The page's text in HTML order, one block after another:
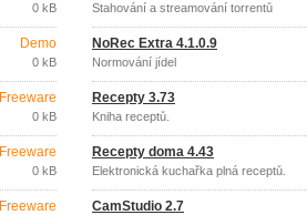
0 kB
Demo
0 kB
Freeware
0 kB
Freeware
0 kB
Freeware
Stahování a streamování torrentů
NoRec Extra 4.1.0.9
Normování jídel
Recepty 3.73
Kniha receptů.
Recepty doma 4.43
Elektronická kuchařka plná receptů.
CamStudio 2.7